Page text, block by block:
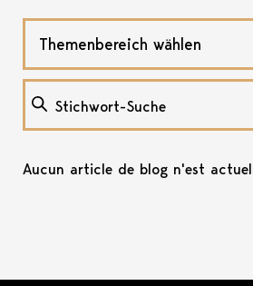
Themenbereich wählen
Aucun article de blog n'est